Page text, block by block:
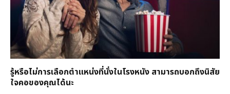
รู้หรือไม่การเลือกตำแหน่งที่นั่งในโรงหนัง สามารถบอกถึงนิสัย
ใจคอของคุณได้นะ